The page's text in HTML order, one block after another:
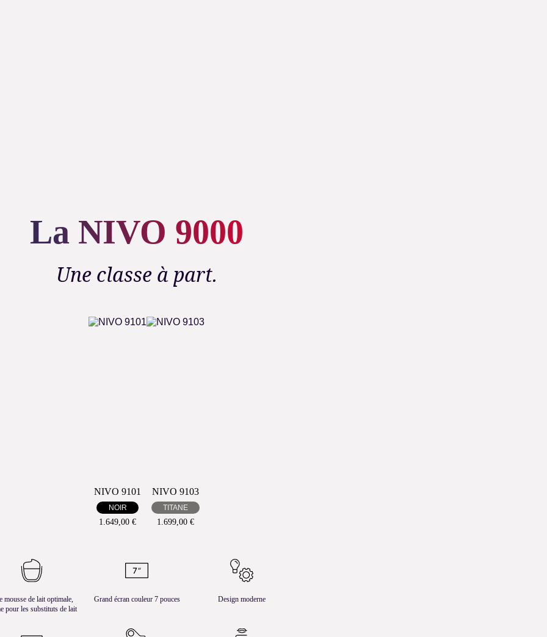
La NIVO 9000
Une classe à part.
NIVO 9101
NOIR
1.649,00 €
NIVO 9103
TITANE
1.699,00 €
mousse de lait optimale,
pour les substituts de lait
Grand écran couleur 7 pouces Design moderne